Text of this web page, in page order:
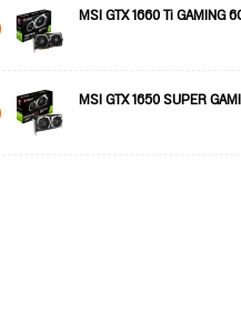
MSI GTX 1660 Ti GAMING
MSI GTX 1650 SUPER